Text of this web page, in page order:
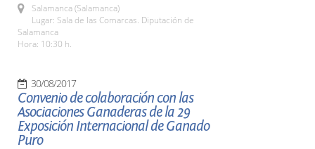
Salamanca (Salamanca)
Lugar: Sala de las Comarcas. Diputación de
Salamanca
Hora: 10:30 h.
30/08/2017
Convenio de colaboración con las
Asociaciones Ganaderas de la 29
Exposición Internacional de Ganado
Puro